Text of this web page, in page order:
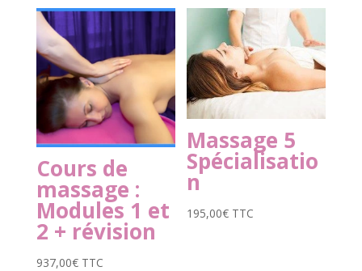
Cours de
massage :
Modules 1 et
2 + révision
937,00€ TTC
Massage 5
Spécialisatio
n
195,00€ TTC